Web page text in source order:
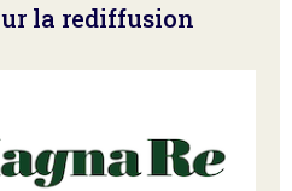
la rediffusion